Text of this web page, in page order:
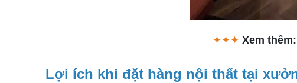
✦✦✦ Xem thêm:
Lợi ích khi đặt hàng nội thất tại